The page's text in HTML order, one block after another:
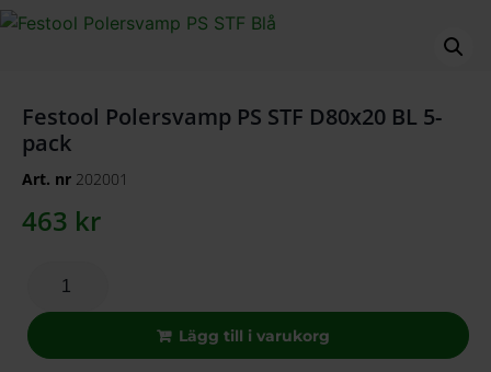
Festool Polersvamp PS STF D80x20 BL 5-
pack
Art. nr 202001
463 kr
Lägg till i varukorg